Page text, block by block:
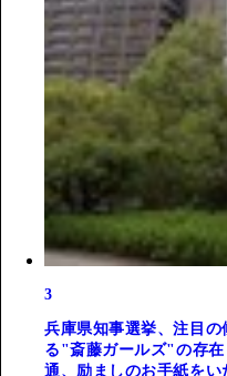
3
兵庫県知事選挙、注目
る"斎藤ガールズ"の存在
通、励ましのお手紙をい